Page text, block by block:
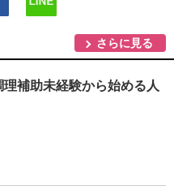
さらに見る
補助未経験から始める人